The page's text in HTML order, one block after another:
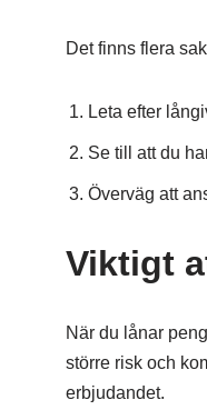
Det finns flera
Leta efter
Se till att du
Överväg att
Viktigt
När du lånar
större risk och
erbjudandet.